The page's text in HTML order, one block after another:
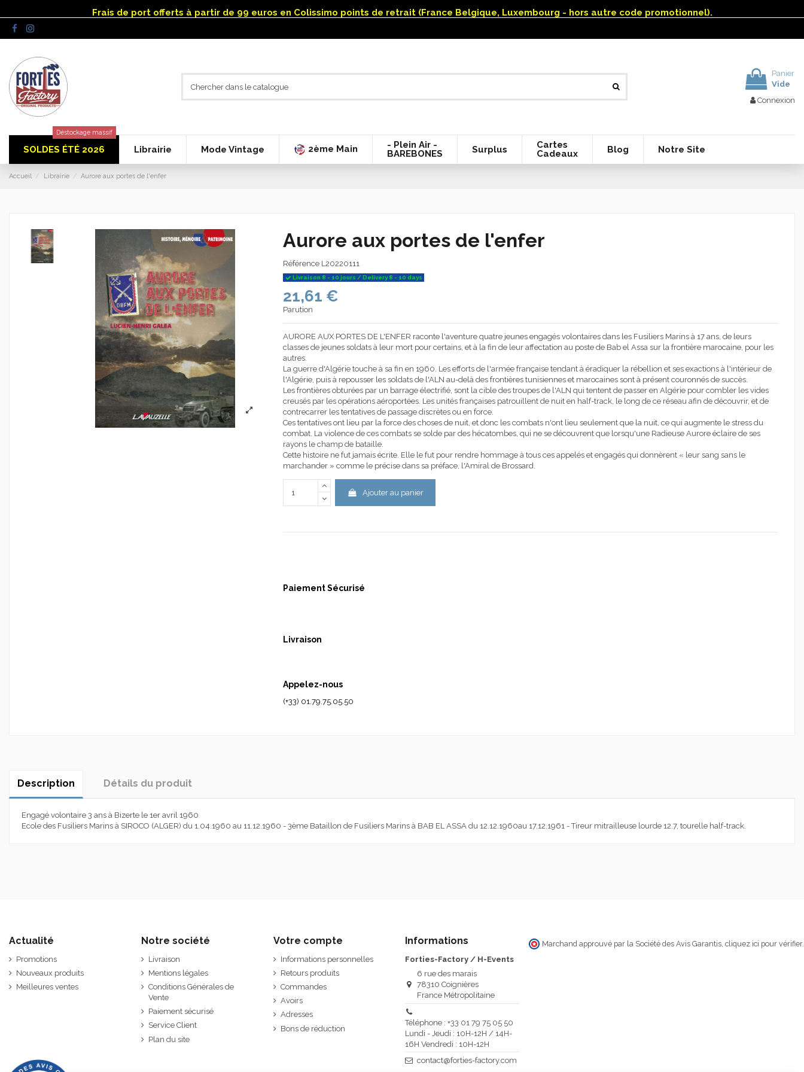
Frais de port offerts à partir de 99 euros en Colissimo points de retrait (France Belgique, Luxembourg - hors autre code promotionnel).
Panier
Vide
Connexion
SOLDES ÉTÉ 2026
Déstockage massif
Librairie Mode Vintage 2ème Main
- Plein Air -
BAREBONES
Surplus
Cartes
Cadeaux
Blog Notre Site
Accueil Librairie Aurore aux portes de l'enfer
Aurore aux portes de l'enfer
Référence L20220111
Livraison 8 - 10 jours / Delivery 8 - 10 days
21,61 €
Parution
AURORE AUX PORTES DE L'ENFER raconte l'aventure quatre jeunes engagés volontaires dans les Fusiliers Marins à 17 ans, de leurs
classes de jeunes soldats à leur mort pour certains, et à la fin de leur affectation au poste de Bab el Assa sur la frontière marocaine, pour les
autres.
La guerre d'Algérie touche à sa fin en 1960. Les efforts de l'armée française tendant à éradiquer la rébellion et ses exactions à l'intérieur de
l'Algérie, puis à repousser les soldats de l'ALN au-delà des frontières tunisiennes et marocaines sont à présent couronnés de succès.
Les frontières obturées par un barrage électrifié, sont la cible des troupes de l'ALN qui tentent de passer en Algérie pour combler les vides
creusés par les opérations aéroportées. Les unités françaises patrouillent de nuit en half-track, le long de ce réseau afin de découvrir, et de
contrecarrer les tentatives de passage discrètes ou en force.
Ces tentatives ont lieu par la force des choses de nuit, et donc les combats n'ont lieu seulement que la nuit, ce qui augmente le stress du
combat. La violence de ces combats se solde par des hécatombes, qui ne se découvrent que lorsqu'une Radieuse Aurore éclaire de ses
rayons le champ de bataille.
Cette histoire ne fut jamais écrite. Elle le fut pour rendre hommage à tous ces appelés et engagés qui donnèrent « leur sang sans le
marchander » comme le précise dans sa préface, l'Amiral de Brossard.
Ajouter au panier
Paiement Sécurisé
Livraison
Appelez-nous
(+33) 01.79.75.05.50
Description Détails du produit
Engagé volontaire 3 ans à Bizerte le 1er avril 1960
Ecole des Fusiliers Marins à SIROCO (ALGER) du 1.04.1960 au 11.12.1960 - 3ème Bataillon de Fusiliers Marins à BAB EL ASSA du 12.12.1960au 17.12.1961 - Tireur mitrailleuse lourde 12.7, tourelle half-track.
Actualité
Promotions
Nouveaux produits
Meilleures ventes
Notre société
Livraison
Mentions légales
Conditions Générales de
Vente
Paiement sécurisé
Service Client
Plan du site
Votre compte
Informations personnelles
Retours produits
Commandes
Avoirs
Adresses
Bons de réduction
Informations
Forties-Factory / H-Events
6 rue des marais
78310 Coignières
France Métropolitaine
Téléphone : +33 01 79 75 05 50
Lundi - Jeudi : 10H-12H / 14H-
16H Vendredi : 10H-12H
contact@forties-factory.com
Marchand approuvé par la Société des Avis Garantis, cliquez ici pour vérifier.